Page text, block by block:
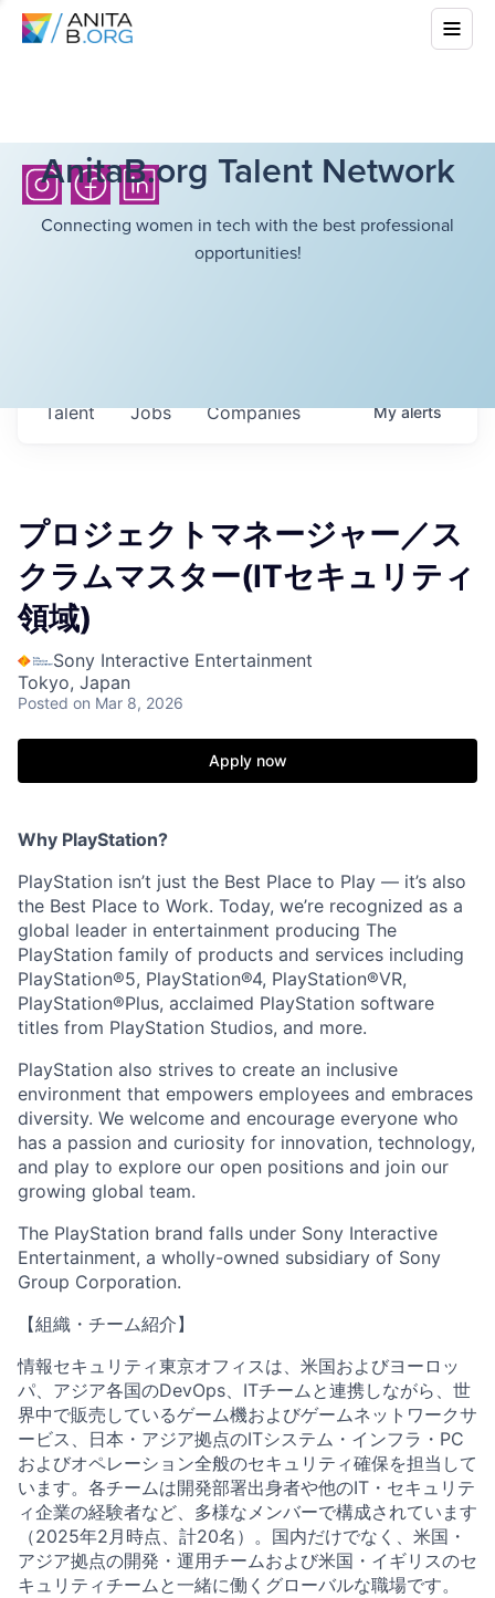
AnitaB.org Talent Network
Connecting women in tech with the best professional
opportunities!
Jobs Companies
Talent Myalerts
プロジェクトマネージャー／ス
クラムマスター(ITセキュリティ
領域)
Sony Interactive Entertainment
Tokyo, Japan
Posted on Mar 8, 2026
Apply now
Why PlayStation?
PlayStation isn’t just the Best Place to Play — it’s also
the Best Place to Work. Today, we’re recognized as a
global leader in entertainment producing The
PlayStation family of products and services including
PlayStation®5, PlayStation®4, PlayStation®VR,
PlayStation®Plus, acclaimed PlayStation software
titles from PlayStation Studios, and more.
PlayStation also strives to create an inclusive
environment that empowers employees and embraces
diversity. We welcome and encourage everyone who
has a passion and curiosity for innovation, technology,
and play to explore our open positions and join our
growing global team.
The PlayStation brand falls under Sony Interactive
Entertainment, a wholly-owned subsidiary of Sony
Group Corporation.
【組織・チーム紹介】
情報セキュリティ東京オフィスは、米国およびヨーロッ
パ、アジア各国のDevOps、ITチームと連携しながら、世
界中で販売しているゲーム機およびゲームネットワークサ
ービス、日本・アジア拠点のITシステム・インフラ・PC
およびオペレーション全般のセキュリティ確保を担当して
います。各チームは開発部署出身者や他のIT・セキュリテ
ィ企業の経験者など、多様なメンバーで構成されています
（2025年2月時点、計20名）。国内だけでなく、米国・
アジア拠点の開発・運用チームおよび米国・イギリスのセ
キュリティチームと一緒に働くグローバルな職場です。